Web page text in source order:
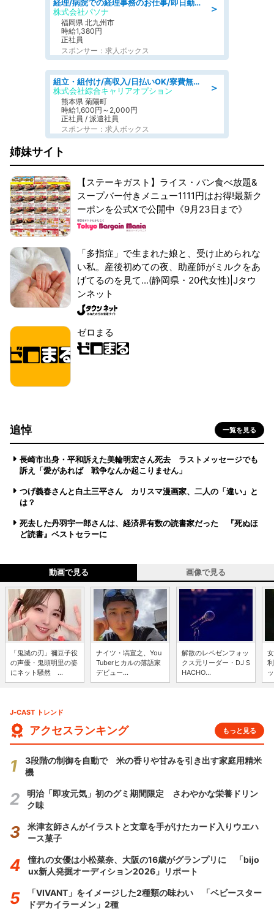
＞
経理/病院での経理事務のお仕事/即日勤務可/車通勤可/経理/一般事務
株式会社パソナ
福岡県 北九州市
時給1,380円
正社員
スポンサー：求人ボックス
＞
組立・組付け/高収入/日払いOK/寮費無料/交替制/20・30・40代活躍中
株式会社綜合キャリアオプション
熊本県 菊陽町
時給1,600円～2,000円
正社員 / 派遣社員
スポンサー：求人ボックス
姉妹サイト
【ステーキガスト】ライス・パン食べ放題&
スープバー付きメニュー1111円はお得!最新ク
ーポンを公式Xで公開中《9月23日まで》
「多指症」で生まれた娘と、受け止められな
い私。産後初めての夜、助産師がミルクをあ
げてるのを見て...(静岡県・20代女性)|Jタウ
ンネット
ゼロまる
追悼 一覧を見る
長崎市出身・平和訴えた美輪明宏さん死去 ラストメッセージでも
訴え「愛があれば 戦争なんか起こりません」
つげ義春さんと白土三平さん カリスマ漫画家、二人の「違い」と
は？
死去した丹羽宇一郎さんは、経済界有数の読書家だった 『死ぬほ
ど読書』ベストセラーに
動画で見る 画像で見る
「鬼滅の刃」禰豆子役
の声優・鬼頭明里の姿
にネット騒然 ...
ナイツ・塙宣之、You
Tuberヒカルの落語家
デビュー...
解散のレペゼンフォッ
クス元リーダー・DJ S
HACHO...
J-CAST トレンド
アクセスランキング もっと見る
3段階の制御を自動で 米の香りや甘みを引き出す家庭用精米
機
明治「即攻元気」初のグミ期間限定 さわやかな栄養ドリン
ク味
米津玄師さんがイラストと文章を手がけたカード入りウエハ
ース菓子
憧れの女優は小松菜奈、大阪の16歳がグランプリに 「bijo
ux新人発掘オーディション2026」リポート
「VIVANT」をイメージした2種類の味わい 「ベビースター
ドデカイラーメン」2種